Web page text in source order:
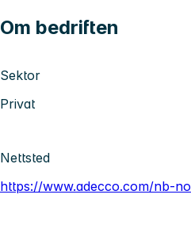
Om bedriften
Sektor
Privat
Nettsted
https://www.adecco.com/nb-no